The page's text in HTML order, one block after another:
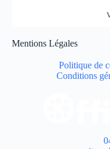
Mentions Légales
Politique de
Conditions